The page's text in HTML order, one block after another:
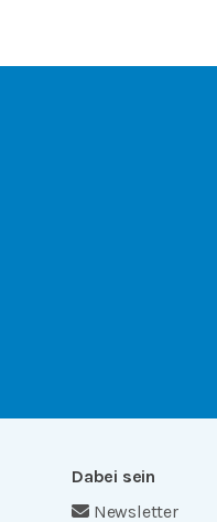
Dabei sein
Newsletter